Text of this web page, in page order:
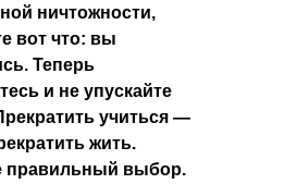
ничтожности,
вот что: вы
Теперь
и не упускайте
учиться —
жить.
правильный выбор.